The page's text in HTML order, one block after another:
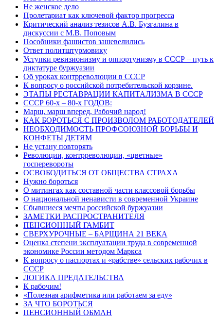
Не женское дело
Пролетариат как ключевой фактор прогресса
Критический анализ тезисов А.В. Бузгалина в
дискуссии с М.В. Поповым
Пособники фашистов зашевелились
Ответ политштурмовику
Уступки ревизионизму и оппортунизму в СССР – путь к
диктатуре буржуазии
Об уроках контрреволюции в СССР
К вопросу о российской потребительской корзине.
ЭТАПЫ РЕСТАВРАЦИИ КАПИТАЛИЗМА В СССР
СССР 60-х – 80-х ГОДОВ:
Марш, марш вперед, Рабочий народ!
КАК БОРОТЬСЯ С ПРОИЗВОЛОМ РАБОТОДАТЕЛЕЙ
НЕОБХОДИМОСТЬ ПРОФСОЮЗНОЙ БОРЬБЫ И
КОНФЕТЫ ДЕТЯМ
Не устану повторять
Революции, контрреволюции, «цветные»
госперевороты
ОСВОБОДИТЬСЯ ОТ ОБЩЕСТВА СТРАХА
Нужно бороться
О митингах как составной части классовой борьбы
О национальной ненависти в современной Украине
Сбывшиеся мечты российской буржуазии
ЗАМЕТКИ РАСПРОСТРАНИТЕЛЯ
ПЕНСИОННЫЙ ГАМБИТ
СВЕРХУРОЧНЫЕ – БАРЩИНА 21 ВЕКА
Оценка степени эксплуатации труда в современной
экономике России методом Маркса
К вопросу о паспортах и «рабстве» сельских рабочих в
СССР
ЛОГИКА ПРЕДАТЕЛЬСТВА
К рабочим!
«Полезная арифметика или работаем за еду»
ЗА ЧТО БОРОТЬСЯ
ПЕНСИОННЫЙ ОБМАН